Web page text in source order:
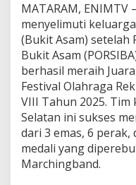
MATARAM, ENIMTV
menyelimuti
(Bukit Asam) setelah
Bukit Asam
berhasil meraih
Festival Olahraga
VIII Tahun 2025.
Selatan ini sukses
dari 3 emas, 6
medali yang
Marchingband.